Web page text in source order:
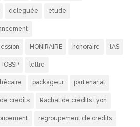
deleguée etude
HONIRAIRE honoraire IAS
IOBSP lettre
packageur partenariat
credits Rachat de crédits Lyon
regroupement de credits